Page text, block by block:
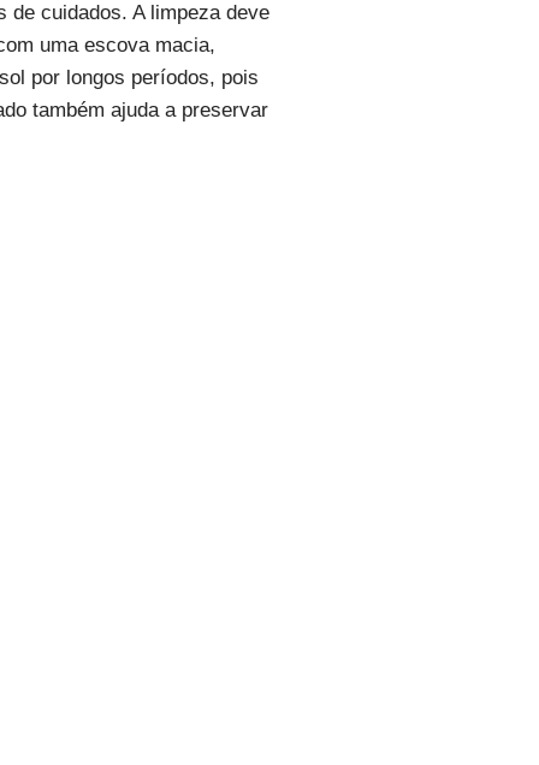
de cuidados. A limpeza deve
uma escova macia,
por longos períodos, pois
também ajuda a preservar